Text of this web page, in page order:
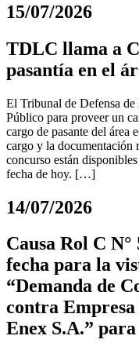
15/07/2026
TDLC llama a
pasantía en el
El Tribunal de Defensa
Público para proveer un
cargo de pasante del área
cargo y la documentación
concurso están
fecha de hoy. […]
14/07/2026
Causa Rol C
fecha para la
“Demanda de
contra
Enex S.A.” para